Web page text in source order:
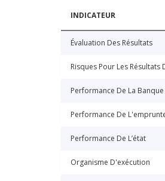
INDICATEUR
Évaluation Des Résultats
Risques Pour Les
Performance De La Banque
Performance De
Performance De L’état
Organisme D'exécution